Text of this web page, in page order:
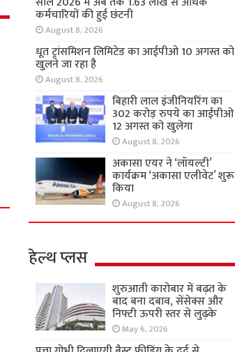
कर्मचारियों की हुई छंटनी
August 8, 2026
धूत ट्रांसमिशन लिमिटेड का आईपीओ 10 अगस्त को
खुलने जा रहा है
August 8, 2026
बिहारी लाल इंजीनियरिंग का
302 करोड़ रुपये का आईपीओ
12 अगस्त को खुलेगा
August 8, 2026
अकासा एयर ने ‘लॉयल्टी’
कार्यक्रम ‘अकासा एलीवेट’ शुरू
किया
August 8, 2026
हेल्थ प्लस
शुरुआती कारोबार में बढ़त के
बाद बना दबाव, सेंसेक्स और
निफ्टी ऊपरी स्तर से लुढ़के
May 6, 2026